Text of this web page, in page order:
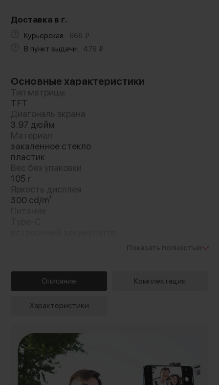
Доставка в г.
Курьерская: 666 ₽
В пункт выдачи:
476 ₽
Основные характеристики
Тип матрицы
TFT
Диагональ экрана
3.97 дюйм
Материал
закаленное стекло
пластик
Вес без упаковки
105 г
Яркость дисплея
300 cd/m²
Показать полностью
Описание Комплектация
Характеристики